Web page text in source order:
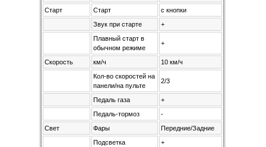
Старт
Старт
с кнопки
Звук при старте
+
Плавный старт в
обычном режиме
+
Скорость км/ч
10 км/ч
Кол-во скоростей на
панели/на пульте
2/3
Педаль газа
+
Педаль-тормоз
-
Свет
Фары
Передние/Задние
Подсветка
+